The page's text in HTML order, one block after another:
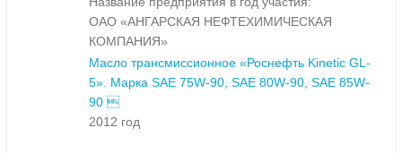
ОАО «АНГАРСКАЯ НЕФТЕХИМИЧЕСКАЯ
КОМПАНИЯ»
Масло трансмиссионное «Роснефть Kinetic GL-
5». Марка SAE 75W-90, SAE 80W-90, SAE 85W-
90 
2012 год